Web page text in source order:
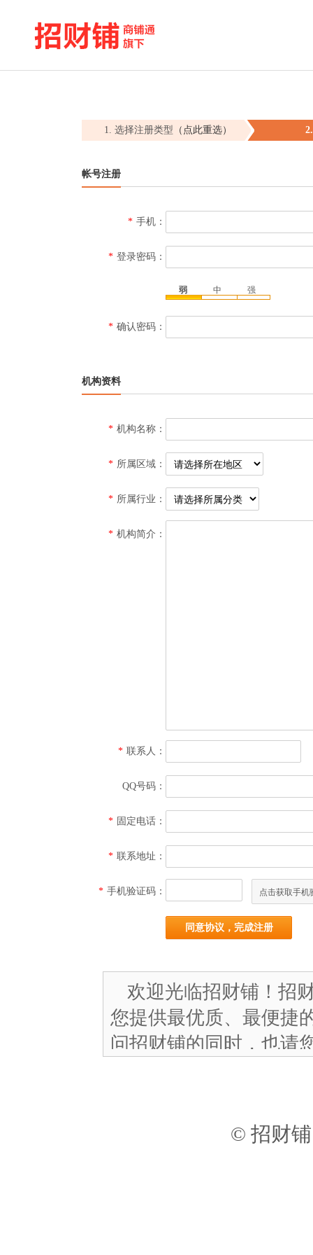
1. 选择注册类型 （点此重选）
帐号注册
* 手机：
* 登录密码：
弱 中 强
* 确认密码：
机构资料
* 机构名称：
* 所属区域：
* 所属行业：
* 机构简介：
* 联系人：
QQ号码：
* 固定电话：
* 联系地址：
* 手机验证码：
欢迎光临招财铺！招
您提供最优质、最便捷
问招财铺的同时，也请
将视为接受并遵守该条
© 招财